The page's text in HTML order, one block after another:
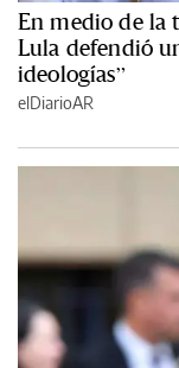
En medio de la
Lula defendió
ideologías”
elDiarioAR